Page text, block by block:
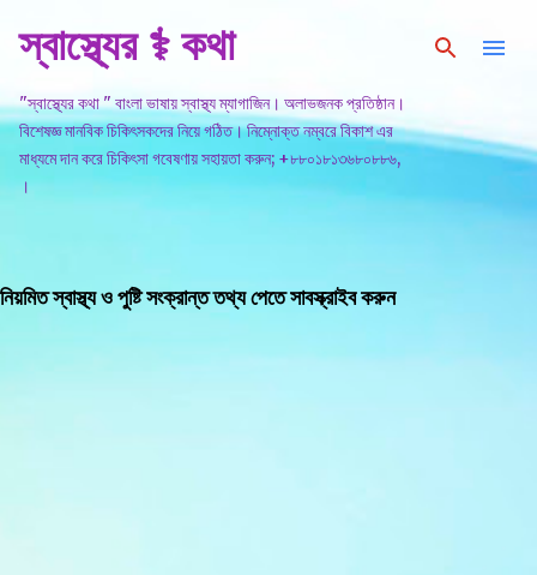
সরাসরি প্রধান সামগ্রীতে চলে যান
স্বাস্থ্যের ⚕️ কথা
"স্বাস্থ্যের কথা " বাংলা ভাষায় স্বাস্থ্য ম্যাগাজিন। অলাভজনক প্রতিষ্ঠান।
বিশেষজ্ঞ মানবিক চিকিৎসকদের নিয়ে গঠিত। নিম্নোক্ত নম্বরে বিকাশ এর
মাধ্যমে দান করে চিকিৎসা গবেষণায় সহায়তা করুন; +৮৮০১৮১৩৬৮০৮৮৬,
।
নিয়মিত স্বাস্থ্য ও পুষ্টি সংক্রান্ত তথ্য পেতে সাবস্ক্রাইব করুন